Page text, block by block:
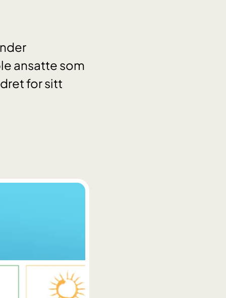
ansatte som
for sitt